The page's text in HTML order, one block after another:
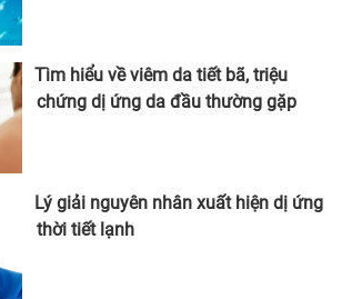
Tìm hiểu về viêm da tiết bã, triệu
chứng dị ứng da đầu thường gặp
Lý giải nguyên nhân xuất hiện dị ứng
thời tiết lạnh